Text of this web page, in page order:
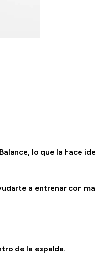
lo que la hace
a entrenar con
de la espalda.